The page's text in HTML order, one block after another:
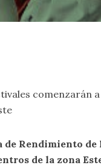
comenzarán
de Rendimiento
de la zona